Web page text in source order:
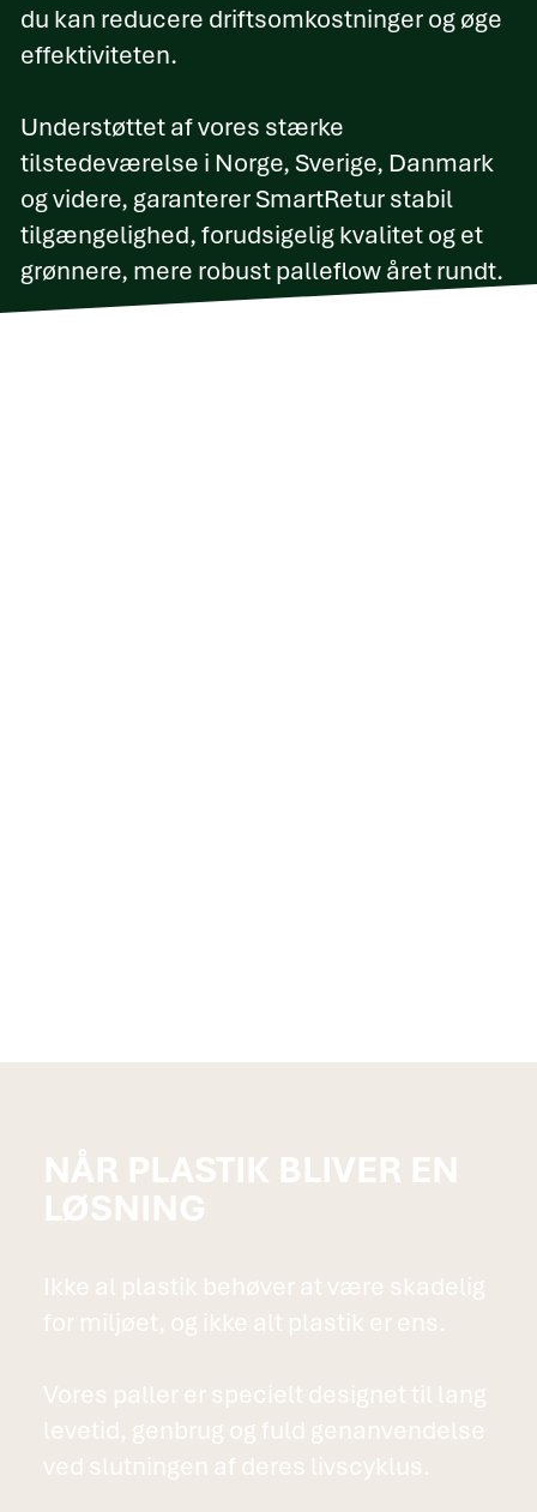
du kan reducere driftsomkostninger og øge
effektiviteten.
Understøttet af vores stærke
tilstedeværelse i Norge, Sverige, Danmark
og videre, garanterer SmartRetur stabil
tilgængelighed, forudsigelig kvalitet og et
grønnere, mere robust palleflow året rundt.
NÅR PLASTIK BLIVER EN
LØSNING
Ikke al plastik behøver at være skadelig
for miljøet, og ikke alt plastik er ens.
Vores paller er specielt designet til lang
levetid, genbrug og fuld genanvendelse
ved slutningen af deres livscyklus.